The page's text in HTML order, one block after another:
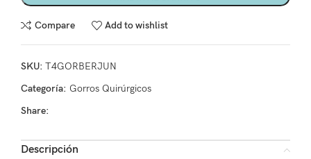
Compare Add to wishlist
SKU: T4GORBERJUN
Categoría: Gorros Quirúrgicos
Share:
Descripción